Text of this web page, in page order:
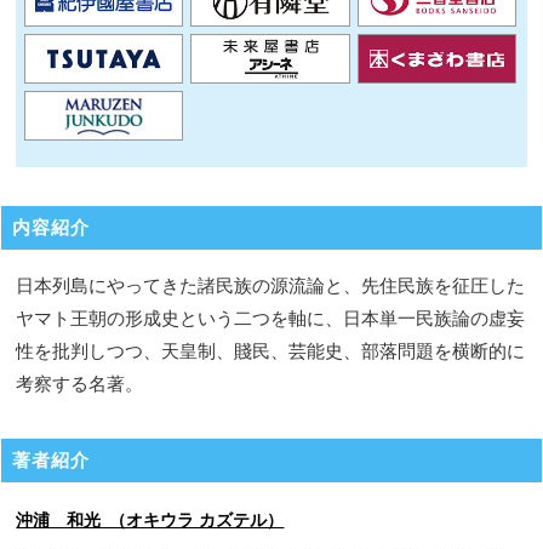
内容紹介
日本列島にやってきた諸民族の源流論と、先住民族を征圧した
ヤマト王朝の形成史という二つを軸に、日本単一民族論の虚妄
性を批判しつつ、天皇制、賤民、芸能史、部落問題を横断的に
考察する名著。
著者紹介
沖浦 和光 （オキウラ カズテル）